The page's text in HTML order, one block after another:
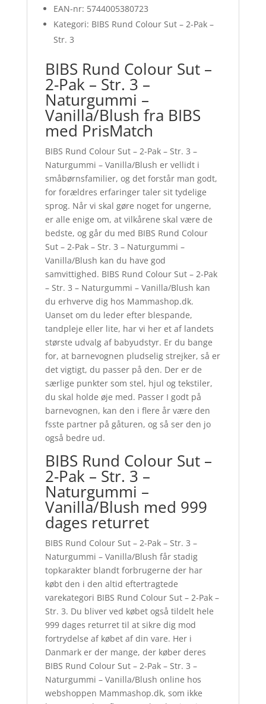
EAN-nr: 5744005380723
Kategori: BIBS Rund Colour Sut – 2-Pak –
Str. 3
BIBS Rund Colour Sut –
2-Pak – Str. 3 –
Naturgummi –
Vanilla/Blush fra BIBS
med PrisMatch
BIBS Rund Colour Sut – 2-Pak – Str. 3 –
Naturgummi – Vanilla/Blush er vellidt i
småbørnsfamilier, og det forstår man godt,
for forældres erfaringer taler sit tydelige
sprog. Når vi skal gøre noget for ungerne,
er alle enige om, at vilkårene skal være de
bedste, og går du med BIBS Rund Colour
Sut – 2-Pak – Str. 3 – Naturgummi –
Vanilla/Blush kan du have god
samvittighed. BIBS Rund Colour Sut – 2-Pak
– Str. 3 – Naturgummi – Vanilla/Blush kan
du erhverve dig hos Mammashop.dk.
Uanset om du leder efter blespande,
tandpleje eller lite, har vi her et af landets
største udvalg af babyudstyr. Er du bange
for, at barnevognen pludselig strejker, så er
det vigtigt, du passer på den. Der er de
særlige punkter som stel, hjul og tekstiler,
du skal holde øje med. Passer I godt på
barnevognen, kan den i flere år være den
fsste partner på gåturen, og så ser den jo
også bedre ud.
BIBS Rund Colour Sut –
2-Pak – Str. 3 –
Naturgummi –
Vanilla/Blush med 999
dages returret
BIBS Rund Colour Sut – 2-Pak – Str. 3 –
Naturgummi – Vanilla/Blush får stadig
topkarakter blandt forbrugerne der har
købt den i den altid eftertragtede
varekategori BIBS Rund Colour Sut – 2-Pak –
Str. 3. Du bliver ved købet også tildelt hele
999 dages returret til at sikre dig mod
fortrydelse af købet af din vare. Her i
Danmark er der mange, der køber deres
BIBS Rund Colour Sut – 2-Pak – Str. 3 –
Naturgummi – Vanilla/Blush online hos
webshoppen Mammashop.dk, som ikke